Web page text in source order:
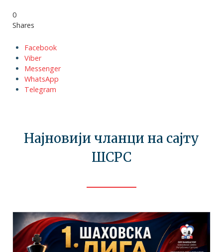
0
Shares
Facebook
Viber
Messenger
WhatsApp
Telegram
Најновији чланци на сајту
ШСРС